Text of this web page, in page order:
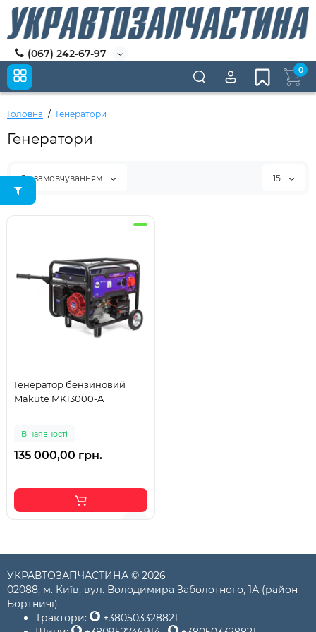
(067) 242-67-97
0
Головна Генератори
Генератори
За замовчуванням 15
Генератор бензиновий
Makute MK13000-A
В наявності
135 000,00 грн.
УКРАВТОЗАПЧАСТИНА © 2026
02088, м. Київ, вул. Володимира Заболотного, 1А (район
Бортничі)
Трактори:
+380503328821